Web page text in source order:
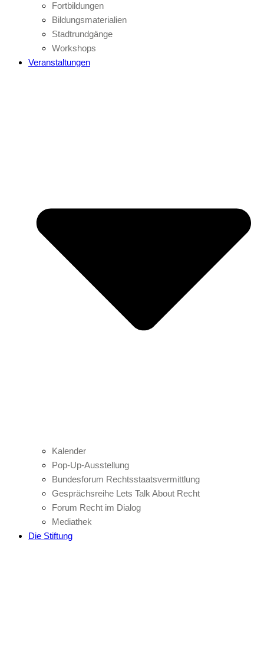
Fortbildungen
Bildungsmaterialien
Stadtrundgänge
Workshops
Veranstaltungen
Kalender
Pop-Up-Ausstellung
Bundesforum Rechtsstaatsvermittlung
Gesprächsreihe Lets Talk About Recht
Forum Recht im Dialog
Mediathek
Die Stiftung